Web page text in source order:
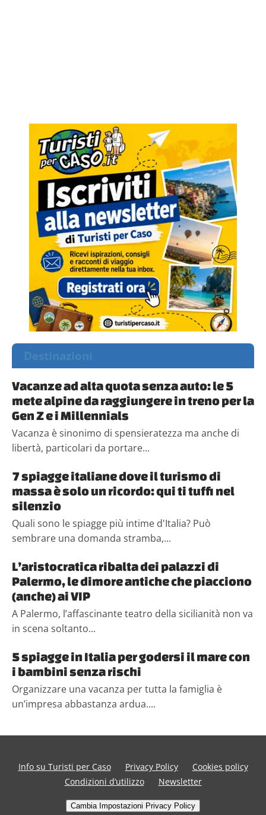
Destinazioni
Vacanze ad alta quota senza auto: le 5
mete alpine da raggiungere in treno per la
Gen Z e i Millennials
Vacanza è sinonimo di spensieratezza ma anche di
libertà, particolari da portare...
7 spiagge italiane dove il turismo di
massa è solo un ricordo: qui ti tuffi nel
silenzio
Quali sono le spiagge più intime d'Italia? Può
sembrare una domanda stramba,...
L’aristocratica ribalta dei palazzi di
Palermo, le dimore antiche che piacciono
(anche) ai VIP
A Palermo, l’affascinante teatro della sicilianità non va
in scena soltanto...
5 spiagge in Italia per godersi il mare con
i bambini senza rischi
Organizzare una vacanza per tutta la famiglia è
un’impresa abbastanza ardua....
Info su Turisti per Caso Privacy Policy
Cookies policy
Condizioni d’utilizzo
Newsletter
Cambia Impostazioni Privacy Policy